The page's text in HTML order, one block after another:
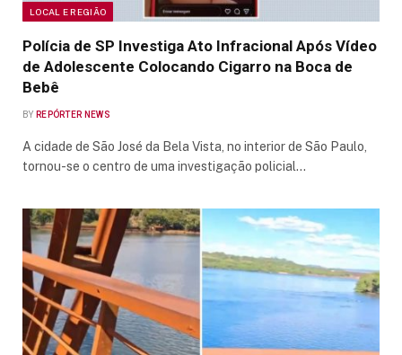
LOCAL E REGIÃO
Polícia de SP Investiga Ato Infracional Após Vídeo
de Adolescente Colocando Cigarro na Boca de
Bebê
BY REPÓRTER NEWS
A cidade de São José da Bela Vista, no interior de São Paulo,
tornou-se o centro de uma investigação policial…